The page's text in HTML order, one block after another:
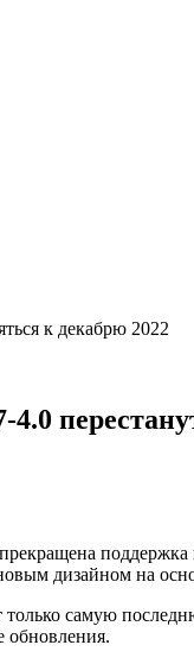
к декабрю 2022
дизайном на
самую
обновления.